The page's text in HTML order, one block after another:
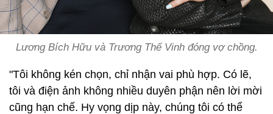
Lương Bích Hữu và Trương Thế Vinh đóng vợ chồng.
"Tôi không kén chọn, chỉ nhận vai phù hợp. Có lẽ,
tôi và điện ảnh không nhiều duyên phận nên lời mời
cũng hạn chế. Hy vọng dịp này, chúng tôi có thể